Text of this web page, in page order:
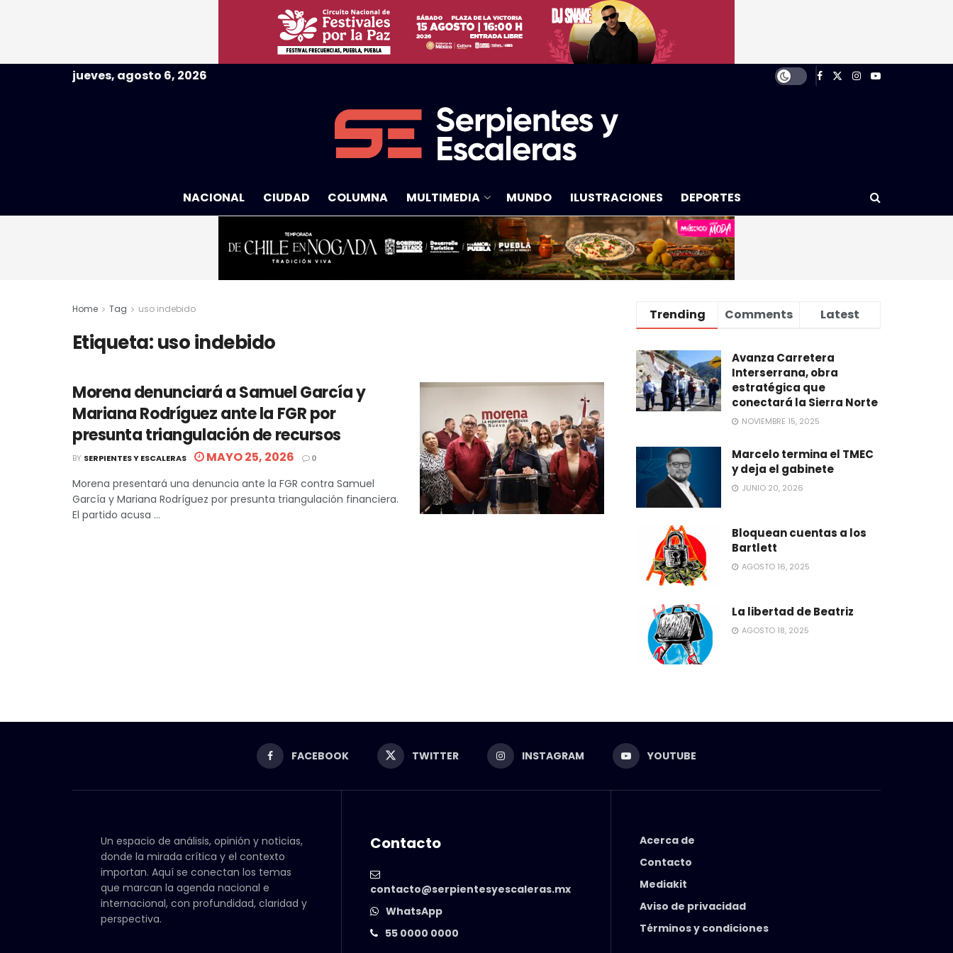
jueves, agosto 6, 2026
NACIONAL CIUDAD COLUMNA MULTIMEDIA MUNDO ILUSTRACIONES DEPORTES
Home Tag uso indebido
Etiqueta:uso indebido
Morena denunciará a Samuel García y
Mariana Rodríguez ante la FGR por
presunta triangulación de recursos
BY SERPIENTES Y ESCALERAS MAYO 25, 2026 0
Morena presentará una denuncia ante la FGR contra Samuel
García y Mariana Rodríguez por presunta triangulación financiera.
El partido acusa ...
Trending Comments Latest
Avanza Carretera
Interserrana, obra
estratégica que
conectará la Sierra Norte
NOVIEMBRE 15, 2025
Marcelo termina el TMEC
y deja el gabinete
JUNIO 20, 2026
Bloquean cuentas a los
Bartlett
AGOSTO 16, 2025
La libertad de Beatriz
AGOSTO 18, 2025
FACEBOOK TWITTER INSTAGRAM YOUTUBE
Un espacio de análisis, opinión y noticias,
donde la mirada crítica y el contexto
importan. Aquí se conectan los temas
que marcan la agenda nacional e
internacional, con profundidad, claridad y
perspectiva.
Contacto
contacto@serpientesyescaleras.mx
WhatsApp
55 0000 0000
Acerca de
Contacto
Mediakit
Aviso de privacidad
Términos y condiciones